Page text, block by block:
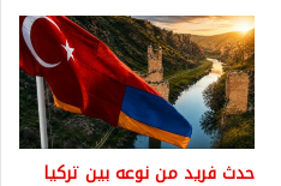
حدث فريد من نوعه بين تركيا